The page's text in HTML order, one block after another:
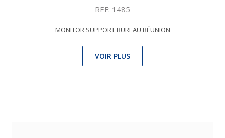
REF: 1485
MONITOR SUPPORT BUREAU RÉUNION
VOIR PLUS